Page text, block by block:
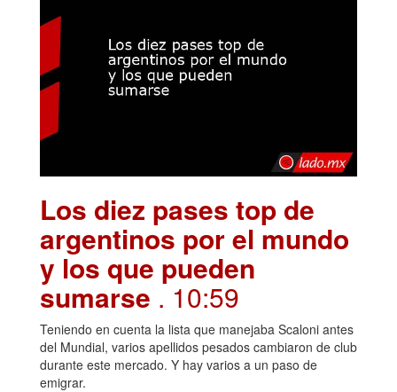
Los diez pases top de
argentinos por el mundo
y los que pueden
sumarse . 10:59
Teniendo en cuenta la lista que manejaba Scaloni antes
del Mundial, varios apellidos pesados cambiaron de club
durante este mercado. Y hay varios a un paso de
emigrar.